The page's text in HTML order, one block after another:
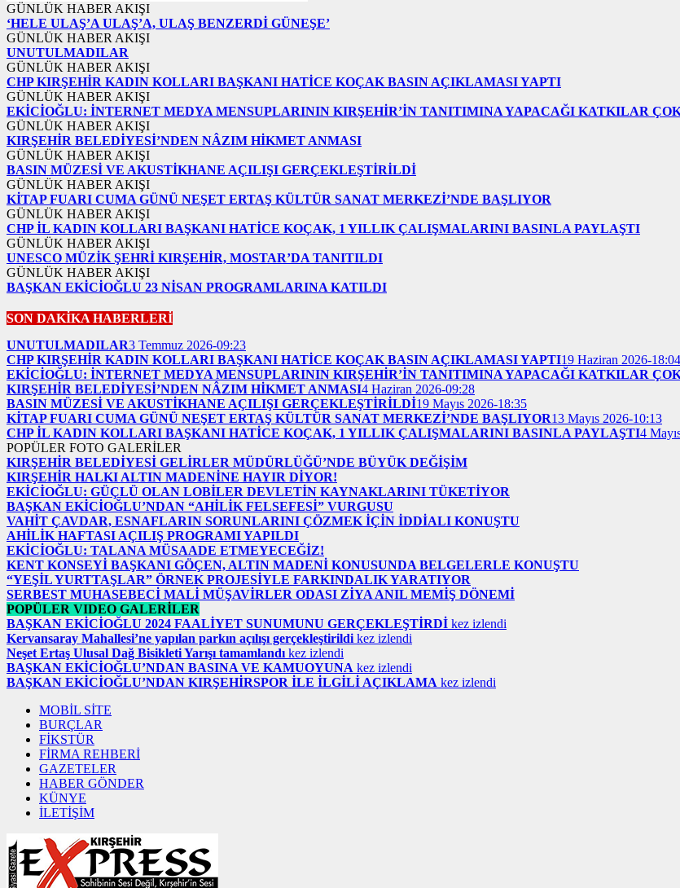
GÜNLÜK HABER AKIŞI
‘HELE ULAŞ’A ULAŞ’A, ULAŞ BENZERDİ GÜNEŞE’
GÜNLÜK HABER AKIŞI
UNUTULMADILAR
GÜNLÜK HABER AKIŞI
CHP KIRŞEHİR KADIN KOLLARI BAŞKANI HATİCE KOÇAK BASIN AÇIKLAMASI YAPTI
GÜNLÜK HABER AKIŞI
EKİCİOĞLU: İNTERNET MEDYA MENSUPLARININ KIRŞEHİR’İN TANITIMINA YAPACAĞI KATKILAR
GÜNLÜK HABER AKIŞI
KIRŞEHİR BELEDİYESİ’NDEN NÂZIM HİKMET ANMASI
GÜNLÜK HABER AKIŞI
BASIN MÜZESİ VE AKUSTİKHANE AÇILIŞI GERÇEKLEŞTİRİLDİ
GÜNLÜK HABER AKIŞI
KİTAP FUARI CUMA GÜNÜ NEŞET ERTAŞ KÜLTÜR SANAT MERKEZİ’NDE BAŞLIYOR
GÜNLÜK HABER AKIŞI
CHP İL KADIN KOLLARI BAŞKANI HATİCE KOÇAK, 1 YILLIK ÇALIŞMALARINI BASINLA PAYLAŞTI
GÜNLÜK HABER AKIŞI
UNESCO MÜZİK ŞEHRİ KIRŞEHİR, MOSTAR’DA TANITILDI
GÜNLÜK HABER AKIŞI
BAŞKAN EKİCİOĞLU 23 NİSAN PROGRAMLARINA KATILDI
SON DAKİKA HABERLERİ
UNUTULMADILAR3 Temmuz 2026-09:23
CHP KIRŞEHİR KADIN KOLLARI BAŞKANI HATİCE KOÇAK BASIN AÇIKLAMASI YAPTI19 Haziran 2026-18:04
EKİCİOĞLU: İNTERNET MEDYA MENSUPLARININ KIRŞEHİR’İN TANITIMINA YAPACAĞI KATKILAR
KIRŞEHİR BELEDİYESİ’NDEN NÂZIM HİKMET ANMASI4 Haziran 2026-09:28
BASIN MÜZESİ VE AKUSTİKHANE AÇILIŞI GERÇEKLEŞTİRİLDİ19 Mayıs 2026-18:35
KİTAP FUARI CUMA GÜNÜ NEŞET ERTAŞ KÜLTÜR SANAT MERKEZİ’NDE BAŞLIYOR13 Mayıs 2026-10:13
CHP İL KADIN KOLLARI BAŞKANI HATİCE KOÇAK, 1 YILLIK ÇALIŞMALARINI BASINLA PAYLAŞTI4
POPÜLER FOTO GALERİLER
KIRŞEHİR BELEDİYESİ GELİRLER MÜDÜRLÜĞÜ’NDE BÜYÜK DEĞİŞİM
KIRŞEHİR HALKI ALTIN MADENİNE HAYIR DİYOR!
EKİCİOĞLU: GÜÇLÜ OLAN LOBİLER DEVLETİN KAYNAKLARINI TÜKETİYOR
BAŞKAN EKİCİOĞLU’NDAN “AHİLİK FELSEFESİ” VURGUSU
VAHİT ÇAVDAR, ESNAFLARIN SORUNLARINI ÇÖZMEK İÇİN İDDİALI KONUŞTU
AHİLİK HAFTASI AÇILIŞ PROGRAMI YAPILDI
EKİCİOĞLU: TALANA MÜSAADE ETMEYECEĞİZ!
KENT KONSEYİ BAŞKANI GÖÇEN, ALTIN MADENİ KONUSUNDA BELGELERLE KONUŞTU
“YEŞİL YURTTAŞLAR” ÖRNEK PROJESİYLE FARKINDALIK YARATIYOR
SERBEST MUHASEBECİ MALİ MÜŞAVİRLER ODASI ZİYA ANIL MEMİŞ DÖNEMİ
POPÜLER VIDEO GALERİLER
BAŞKAN EKİCİOĞLU 2024 FAALİYET SUNUMUNU GERÇEKLEŞTİRDİ kez izlendi
Kervansaray Mahallesi’ne yapılan parkın açılışı gerçekleştirildi kez izlendi
Neşet Ertaş Ulusal Dağ Bisikleti Yarışı tamamlandı kez izlendi
BAŞKAN EKİCİOĞLU’NDAN BASINA VE KAMUOYUNA kez izlendi
BAŞKAN EKİCİOĞLU’NDAN KIRŞEHİRSPOR İLE İLGİLİ AÇIKLAMA kez izlendi
MOBİL SİTE
BURÇLAR
FİKSTÜR
FİRMA REHBERİ
GAZETELER
HABER GÖNDER
KÜNYE
İLETİŞİM